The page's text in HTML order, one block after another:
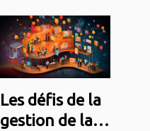
Les défis de la
gestion de la e-